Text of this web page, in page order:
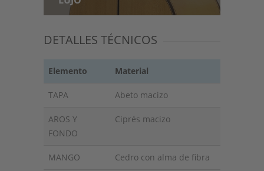
DETALLES TÉCNICOS
Elemento Material
TAPA Abeto macizo
AROS Y
FONDO
Ciprés macizo
MANGO Cedro con alma de fibra